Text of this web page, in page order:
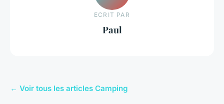
ECRIT PAR
Paul
← Voir tous les articles Camping